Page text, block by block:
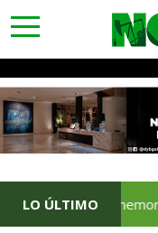
toggle
navigation
LO ÚLTIMO
Conmemora